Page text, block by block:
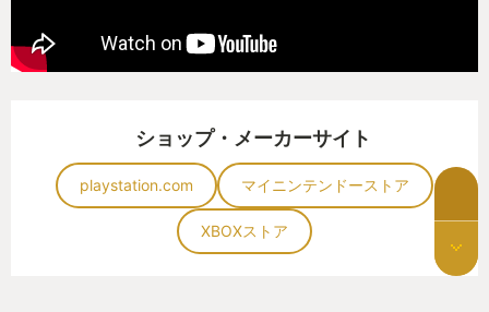
ショップ・メーカーサイト
playstation.com マイニンテンドーストア
XBOXストア